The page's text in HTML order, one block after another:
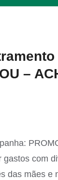
–
gastos com
das mães e